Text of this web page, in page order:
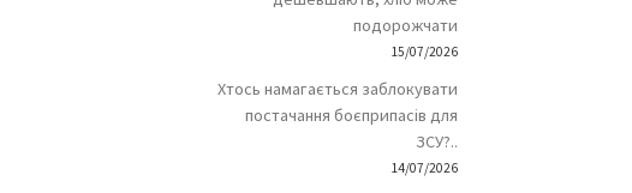
подорожчати
15/07/2026
Хтось намагається заблокувати
постачання боєприпасів для
ЗСУ?..
14/07/2026